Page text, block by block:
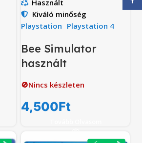
Használt
Kiváló minőség
Playstation- Playstation 4
Bee Simulator
használt
🚫Nincs készleten
4,500Ft